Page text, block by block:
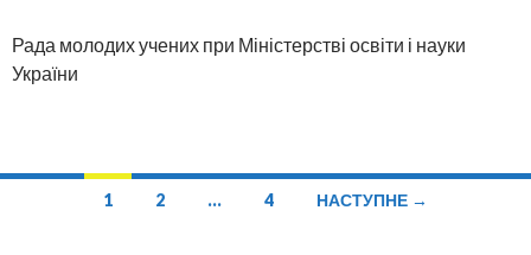
Рада молодих учених при Міністерстві освіти і науки
України
1 2 … 4 НАСТУПНЕ →